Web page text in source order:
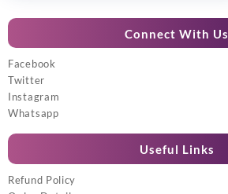
Connect With Us
Facebook
Twitter
Instagram
Whatsapp
Useful Links
Refund Policy